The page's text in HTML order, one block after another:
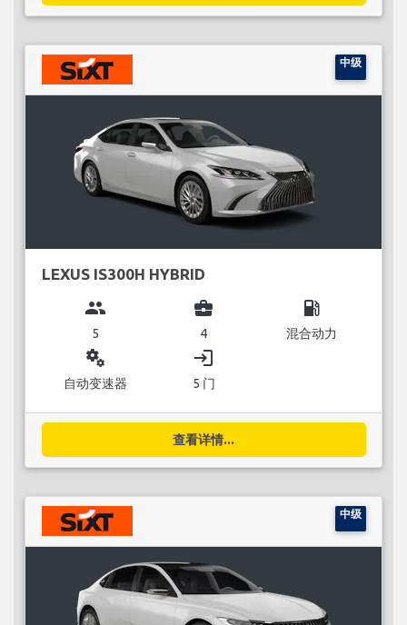
中级
LEXUS IS300H HYBRID
group
5
business_center
4
local_gas_station
混合动力
miscellaneous_services
自动变速器
login
5 门
查看详情...
中级